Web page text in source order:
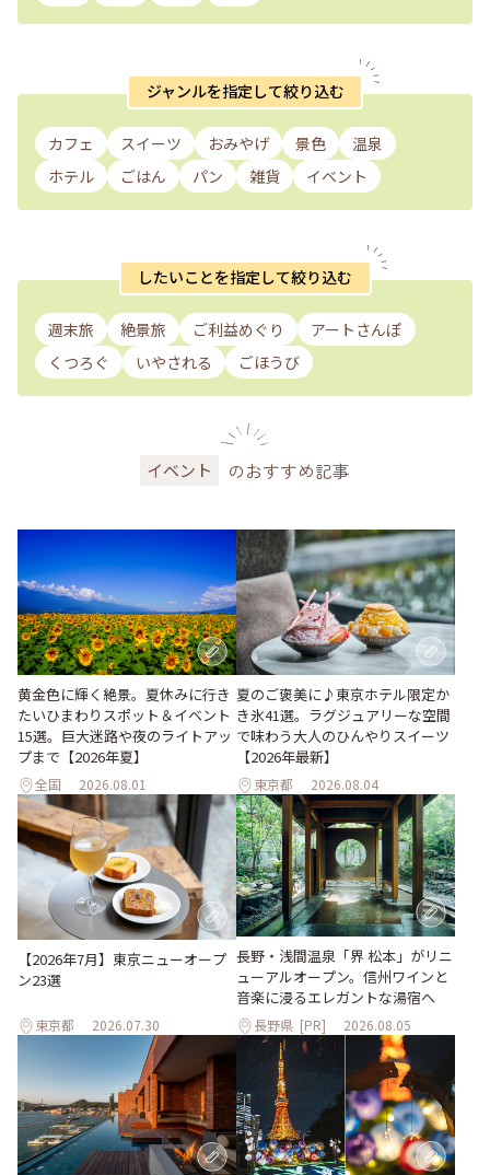
ジャンルを指定して絞り込む
カフェ スイーツ おみやげ 景色
温泉
ホテル
ごはん パン 雑貨 イベント
したいことを指定して絞り込む
週末旅 絶景旅 ご利益めぐり
アートさんぽ
くつろぐ
いやされる ごほうび
イベント のおすすめ記事
黄金色に輝く絶景。夏休みに行き
たいひまわりスポット＆イベント
15選。巨大迷路や夜のライトアッ
プまで【2026年夏】
全国 2026.08.01
夏のご褒美に♪東京ホテル限定か
き氷41選。ラグジュアリーな空間
で味わう大人のひんやりスイーツ
【2026年最新】
東京都 2026.08.04
【2026年7月】東京ニューオープ
ン23選
東京都 2026.07.30
長野・浅間温泉「界 松本」がリニ
ューアルオープン。信州ワインと
音楽に浸るエレガントな湯宿へ
長野県 [PR] 2026.08.05